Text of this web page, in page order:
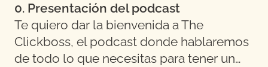
0. Presentación del podcast
Te quiero dar la bienvenida a The
Clickboss, el podcast donde hablaremos
de todo lo que necesitas para tener un…